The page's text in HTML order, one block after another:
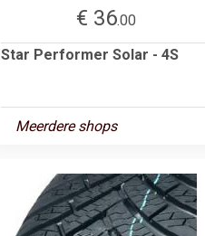
€ 36.00
Star Performer Solar - 4S
Meerdere shops